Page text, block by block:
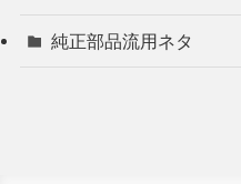
純正部品流用ネタ